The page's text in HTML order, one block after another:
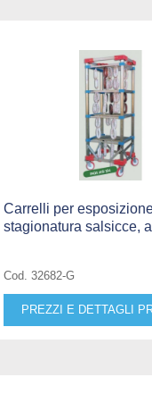
Carrelli per
stagionatura salsicce,
Cod. 32682-G
PREZZI E DETTAGLI